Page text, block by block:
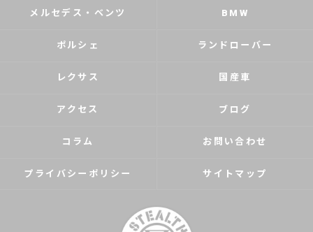
メルセデス・ベンツ BMW
ポルシェ ランドローバー
レクサス 国産車
アクセス ブログ
コラム お問い合わせ
プライバシーポリシー サイトマップ